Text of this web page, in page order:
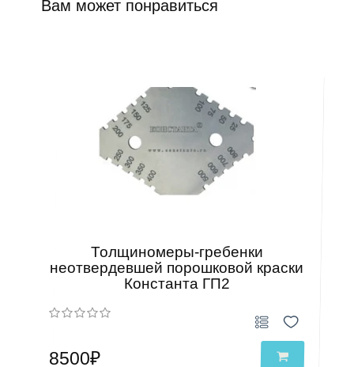
Вам может понравиться
Толщиномеры-гребенки
неотвердевшей порошковой краски
Константа ГП2
8500₽